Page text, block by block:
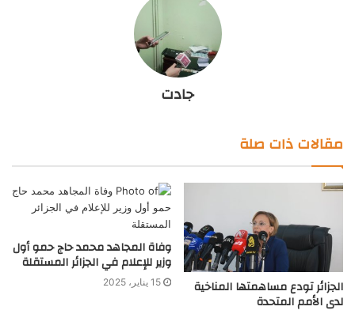
جادت
مقالات ذات صلة
الجزائر تودع مساهمتها المناخية
لدى الأمم المتحدة
وفاة المجاهد محمد حاج حمو أول
وزير للإعلام في الجزائر المستقلة
15 يناير، 2025